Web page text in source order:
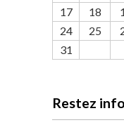
17
18
24
25
31
Restez